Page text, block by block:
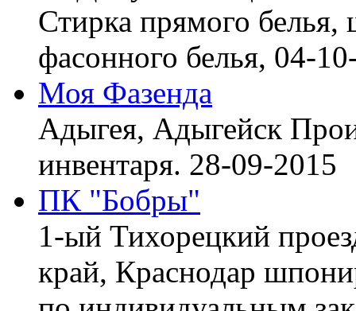
Стирка прямого
фасонного белья, 04-
Моя Фазенда
Адыгея, Адыгейск
инвентаря. 28-09-2015
ПК "Бобры"
1-ый Тихорецкий
край, Краснодар